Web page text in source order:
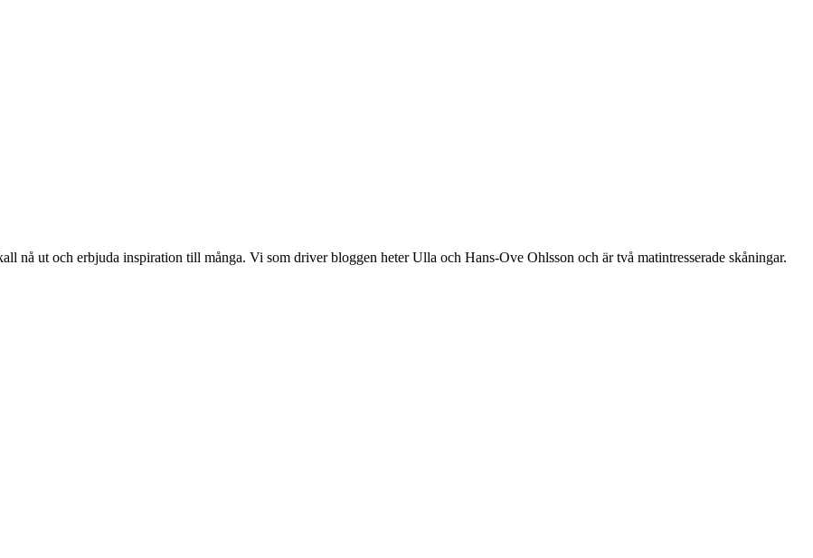
nå ut och erbjuda inspiration till många. Vi som driver bloggen heter Ulla och Hans-Ove Ohlsson och är två matintresserade skåningar.